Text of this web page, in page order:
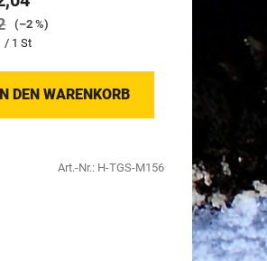
(–2 %)
/ 1 St
DEN WARENKORB
Art.-Nr.: H-TGS-M156